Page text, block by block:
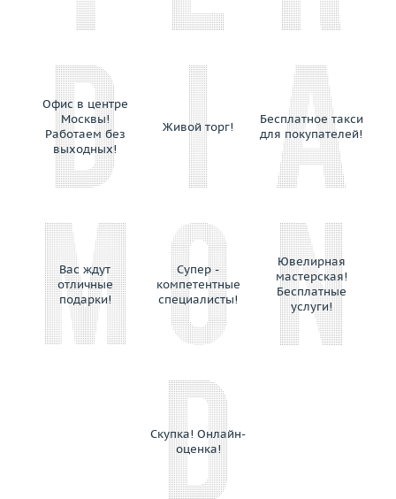
Piaget
Piero Milano
Pomellato
Pomi
Ponticello
Preziose Torino
Raima
Rajola
Ralf Diamonds
Ranzani Fabio e Fuse' Maria Lucia
Repossi
Офис в центре
Москвы!
Работаем без
выходных!
Живой торг!
Бесплатное такси
для покупателей!
Вас ждут
отличные
подарки!
Супер -
компетентные
специалисты!
Ювелирная
мастерская!
Бесплатные
услуги!
Скупка! Онлайн-
оценка!